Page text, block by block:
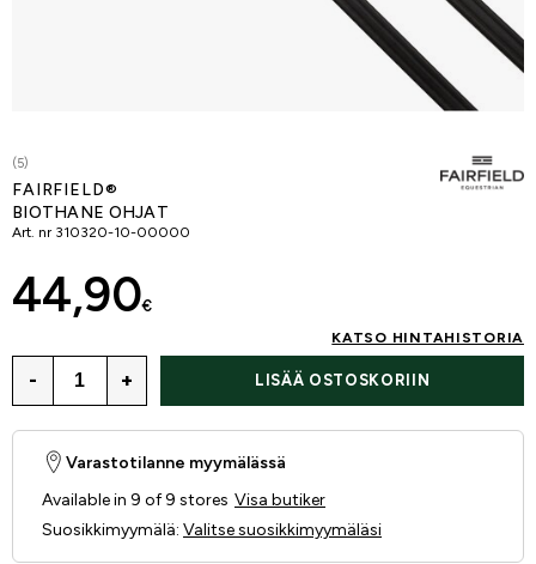
(5)
FAIRFIELD®
BIOTHANE OHJAT
Art. nr 310320-10-00000
44,90€
KATSO HINTAHISTORIA
- + LISÄÄ OSTOSKORIIN
Varastotilanne myymälässä
Available in 9 of 9 stores Visa butiker
Suosikkimyymälä: Valitse suosikkimyymäläsi